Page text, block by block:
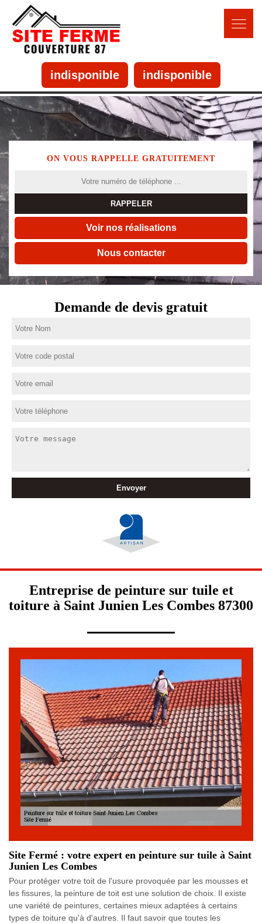
indisponible indisponible
ON VOUS RAPPELLE GRATUITEMENT
Voir nos réalisations
Nous contacter
Demande de devis gratuit
Entreprise de peinture sur tuile et
toiture à Saint Junien Les Combes 87300
Site Fermé : votre expert en peinture sur tuile à Saint
Junien Les Combes
Pour protéger votre toit de l'usure provoquée par les mousses et
les fissures, la peinture de toit est une solution de choix. Il existe
une variété de peintures, certaines mieux adaptées à certains
types de toiture qu'à d'autres. Il faut savoir que toutes les